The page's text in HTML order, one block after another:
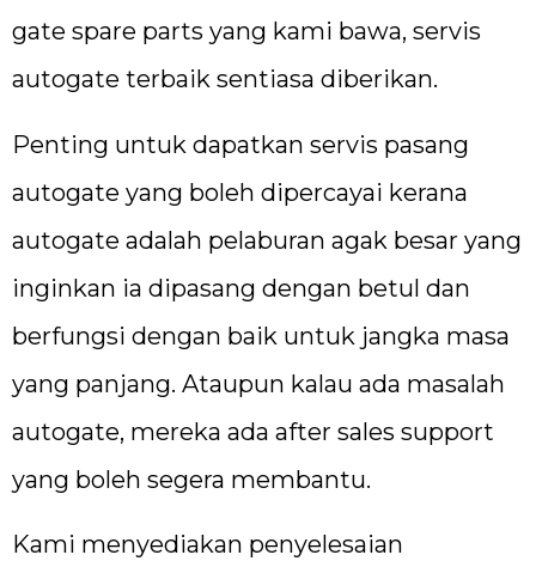
gate spare parts yang kami bawa, servis
autogate terbaik sentiasa diberikan.
Penting untuk dapatkan servis pasang
autogate yang boleh dipercayai kerana
autogate adalah pelaburan agak besar yang
inginkan ia dipasang dengan betul dan
berfungsi dengan baik untuk jangka masa
yang panjang. Ataupun kalau ada masalah
autogate, mereka ada after sales support
yang boleh segera membantu.
Kami menyediakan penyelesaian